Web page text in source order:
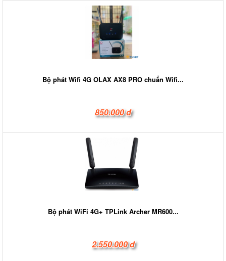
Bộ phát Wifi 4G OLAX AX8 PRO chuẩn Wifi...
850.000 đ
Bộ phát WiFi 4G+ TPLink Archer MR600...
2.550.000 đ